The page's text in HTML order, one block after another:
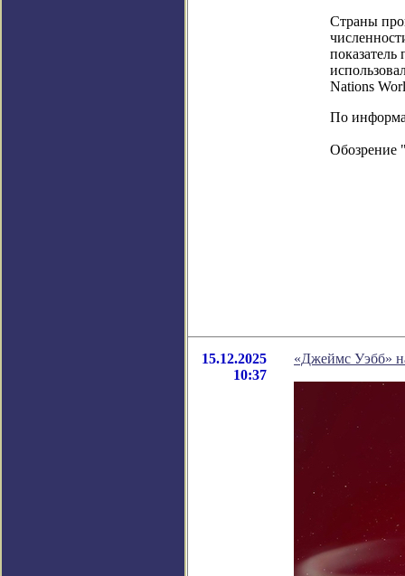
Страны
Nations
По
Обозрение
15.12.2025
10:37
«Джеймс Уэбб»